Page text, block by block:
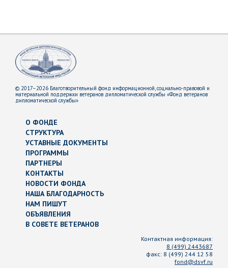
© 2017–2026 Благотворительный фонд информационной, социально-правовой и
материальной поддержки ветеранов дипломатической службы «Фонд ветеранов
дипломатической службы»
О ФОНДЕ
СТРУКТУРА
УСТАВНЫЕ ДОКУМЕНТЫ
ПРОГРАММЫ
ПАРТНЕРЫ
КОНТАКТЫ
НОВОСТИ ФОНДА
НАША БЛАГОДАРНОСТЬ
НАМ ПИШУТ
ОБЪЯВЛЕНИЯ
В СОВЕТЕ ВЕТЕРАНОВ
Контактная информация:
8 (499) 2443687
факс: 8 (499) 244 12 58
fond@dsvf.ru